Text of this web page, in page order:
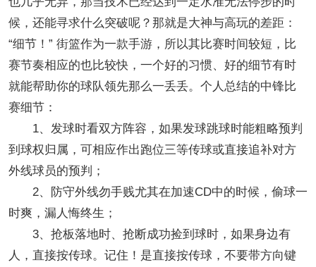
候，还能寻求什么突破呢？那就是大神与高玩的差距：
“细节！” 街篮作为一款手游，所以其比赛时间较短，比
赛节奏相应的也比较快，一个好的习惯、好的细节有时
就能帮助你的球队领先那么一丢丢。个人总结的中锋比
赛细节：
1、发球时看双方阵容，如果发球跳球时能粗略预判
到球权归属，可相应作出跑位三等传球或直接追补对方
外线球员的预判；
2、防守外线勿手贱尤其在加速CD中的时候，偷球一
时爽，漏人悔终生；
3、抢板落地时、抢断成功捡到球时，如果身边有
人，直接按传球。记住！是直接按传球，不要带方向键